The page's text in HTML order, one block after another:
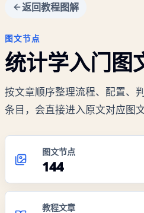
返回教程图解
图文节点
统计学入门图
按文章顺序整理流程、配置、
条目，会直接进入原文对应图文
图文节点
144
教程文章